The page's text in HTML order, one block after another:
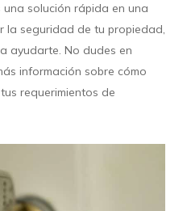
una solución rápida en una
la seguridad de tu propiedad,
ayudarte. No dudes en
información sobre cómo
requerimientos de